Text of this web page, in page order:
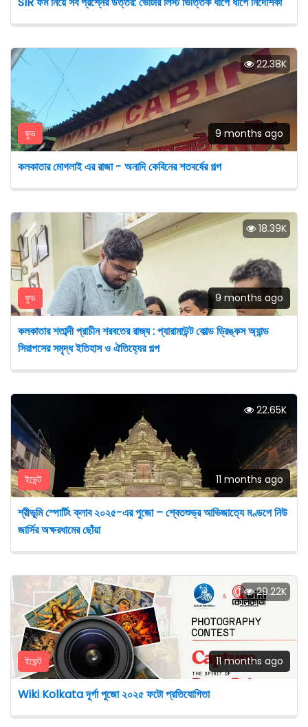
22.38K
ফুড 9 months ago
কলকাতার মোগলাই এর রাজা - অনাদি কেবিনের শতবর্ষের গল্প
18.39K
ফুড 9 months ago
কলকাতার শতাব্দী প্রাচীন শরবতের রাজ্য : প্যারামাউন্ট কোল্ড ড্রিঙ্কস অ্যান্ড
সিরাপসের সমৃদ্ধ ইতিহাস ও ঐতিহ্যের গল্প
22.65K
ইভেন্ট 11 months ago
শ্রীভূমি স্পোর্টিং ক্লাব ২০২৫-এর পুজো – শ্বেতশুভ্র আভিজাত্যে মণ্ডপে নিউ
জার্সির অক্ষরধামের ছোঁয়া
29.22K
ইভেন্ট 11 months ago
Wiki Kolkata দূর্গা পুজো ২০২৫ ফটো প্রতিযোগিতা